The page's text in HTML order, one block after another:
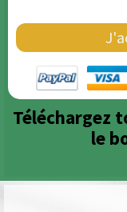
Téléchargez
le